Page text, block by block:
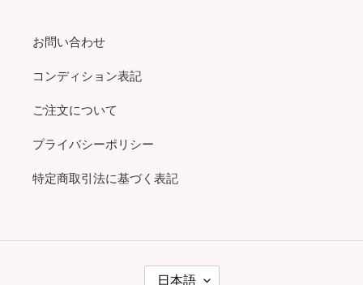
お問い合わせ
コンディション表記
ご注文について
プライバシーポリシー
特定商取引法に基づく表記
日本語